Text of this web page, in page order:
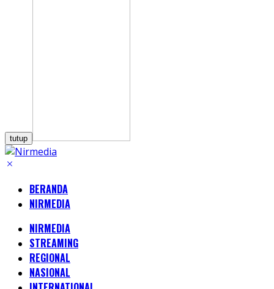
tutup
BERANDA
NIRMEDIA
NIRMEDIA
STREAMING
REGIONAL
NASIONAL